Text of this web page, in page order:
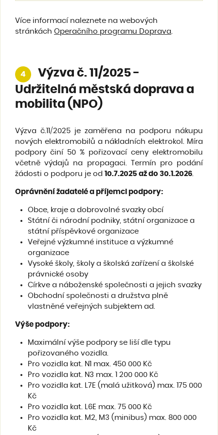
Více informací naleznete na webových
stránkách Operačního programu Doprava.
4
Výzva č. 11/2025 -
Udržitelná městská doprava a
mobilita (NPO)
Výzva č.11/2025 je zaměřena na podporu nákupu
nových elektromobilů a nákladních elektrokol. Míra
podpory činí 50 % pořizovací ceny elektromobilu
včetně výdajů na propagaci. Termín pro podání
žádosti o podporu je od 10.7.2025 až do 30.1.2026.
Oprávnění žadatelé a příjemci podpory:
Obce, kraje a dobrovolné svazky obcí
Státní či národní podniky, státní organizace a
státní příspěvkové organizace
Veřejné výzkumné instituce a výzkumné
organizace
Vysoké školy, školy a školská zařízení a školské
právnické osoby
Církve a náboženské společnosti a jejich svazky
Obchodní společnosti a družstva plně
vlastněné veřejných subjektem ad.
Výše podpory:
Maximální výše podpory se liší dle typu
pořizovaného vozidla.
Pro vozidla kat. N1 max. 450 000 Kč
Pro vozidla kat. N3 max. 1 200 000 Kč
Pro vozidla kat. L7E (malá užitková) max. 175 000
Kč
Pro vozidla kat. L6E max. 75 000 Kč
Pro vozidla kat. M2, M3 (minibus) max. 800 000
Kč